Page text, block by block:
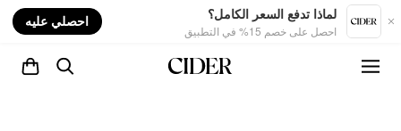
لماذا تدفع السعر الكامل؟
احصل على خصم 15% في التطبيق
احصلي عليه